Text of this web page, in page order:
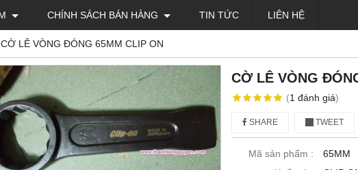
CHÍNH SÁCH BÁN HÀNG TIN TỨC LIÊN HỆ
CỜ LÊ VÒNG ĐÓNG 65MM CLIP ON
CỜ LÊ VÒNG
(1 đánh giá)
SHARE TWEET
Mã sản phẩm :
65MM